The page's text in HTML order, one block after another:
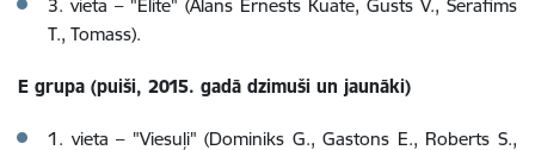
3. vieta – "Elite" (Alans Ernests Kuate, Gusts V., Serafims
T., Tomass).
E grupa (puiši, 2015. gadā dzimuši un jaunāki)
1. vieta – "Viesuļi" (Dominiks G., Gastons E., Roberts S.,